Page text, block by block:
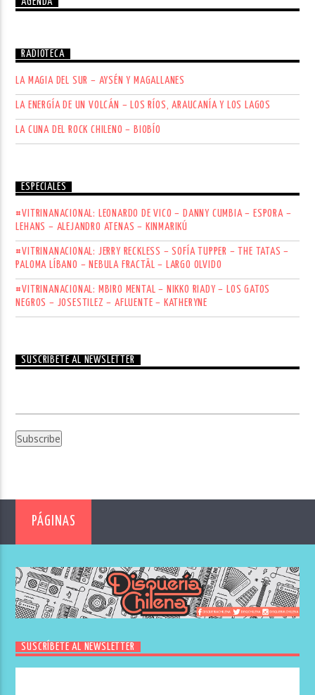
RADIOTECA
LA MAGIA DEL SUR – AYSÉN Y MAGALLANES
LA ENERGÍA DE UN VOLCÁN – LOS RÍOS, ARAUCANÍA Y LOS LAGOS
LA CUNA DEL ROCK CHILENO – BIOBÍO
ESPECIALES
#VITRINANACIONAL: LEONARDO DE VICO – DANNY CUMBIA – ESPORA –
LEHANS – ALEJANDRO ATENAS – KINMARIKÚ
#VITRINANACIONAL: JERRY RECKLESS – SOFÍA TUPPER – THE TATAS –
PALOMA LÍBANO – NEBULA FRACTÄL – LARGO OLVIDO
#VITRINANACIONAL: MBIRO MENTAL – NIKKO RIADY – LOS GATOS
NEGROS – JOSESTILEZ – AFLUENTE – KATHERYNE
SUSCRÍBETE AL NEWSLETTER
PÁGINAS
SUSCRÍBETE AL NEWSLETTER